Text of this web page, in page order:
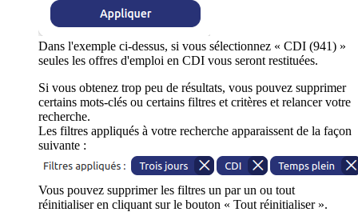
Dans l'exemple ci-dessus, si vous sélectionnez « CDI (941) »
seules les offres d'emploi en CDI vous seront restituées.
Si vous obtenez trop peu de résultats, vous pouvez supprimer
certains mots-clés ou certains filtres et critères et relancer votre
recherche.
Les filtres appliqués à votre recherche apparaissent de la façon
suivante :
Vous pouvez supprimer les filtres un par un ou tout
réinitialiser en cliquant sur le bouton « Tout réinitialiser ».